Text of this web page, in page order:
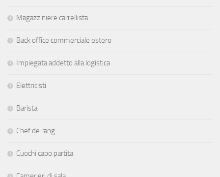
Magazziniere carrellista
Back office commerciale estero
Impiegata addetto alla logistica
Elettricisti
Barista
Chef de rang
Cuochi capo partita